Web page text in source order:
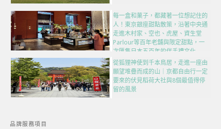
每一盒和菓子，都藏著一位想記住的
人！東京銀座甜點散策，沿著中央通
走進木村家、空也、虎屋、資生堂
Parlour等百年老舖與限定甜點，一
次匯集日本五百年的伴手禮文化
從狐狸神使到千本鳥居，走進一座由
願望堆疊而成的山｜京都自由行一定
要來的伏見稻荷大社與8個最值得停
留的風景
品牌服務項目